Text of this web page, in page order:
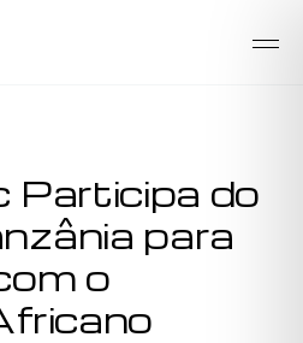
Participa do
para
o